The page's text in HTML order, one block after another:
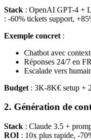
Stack : OpenAI GPT-4 +
: -60% tickets support,
Exemple concret :
Chatbot avec
Réponses 24/7 en
Escalade vers
Budget : 3K-8K€ setup +
2. Génération de
Stack : Claude 3.5 +
ROI : 10x plus rapide, -